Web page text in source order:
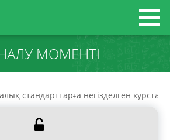
МОМЕНТІ
стандарттарға негізделген курстар